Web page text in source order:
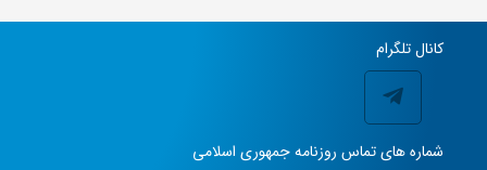
کانال تلگرام
شماره های تماس روزنامه جمهوری اسلامی